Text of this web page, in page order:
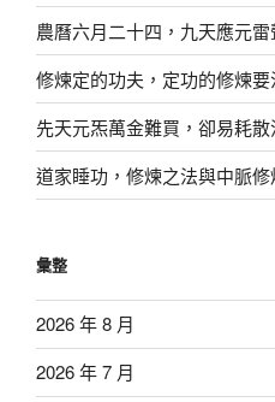
農曆六月二十四，九天應元
修煉定的功夫，定功的修煉
先天元炁萬金難買，卻易耗
道家睡功，修煉之法與中脈
彙整
2026 年 8 月
2026 年 7 月